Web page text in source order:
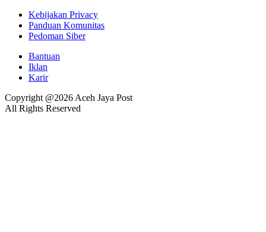
Kebijakan Privacy
Panduan Komunitas
Pedoman Siber
Bantuan
Iklan
Karir
Copyright @2026 Aceh Jaya Post
All Rights Reserved